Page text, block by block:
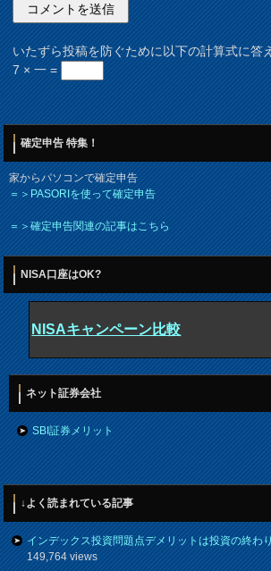
いたずら投稿を防ぐために以下の計算式に答
7 × 一 =
確定申告 特集！
家からパソコンで確定申告
＝＞PASORIを使って確定申告
＝＞確定申告関連の記事はこちら
NISA口座はOK?
NISAキャンペーン比較
ネット証券会社
SBI証券メリット
↓よく読まれている記事
インデックス投資問題点デメリットは投資の終わ
149,764 views